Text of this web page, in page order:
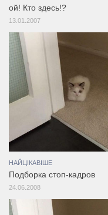
ой! Кто здесь!?
13.01.2007
НАЙЦІКАВІШЕ
Подборка стоп-кадров
24.06.2008